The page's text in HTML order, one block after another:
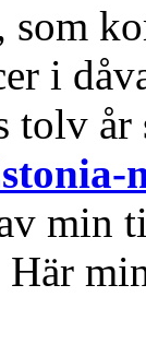
som
i
tolv år
min
Här